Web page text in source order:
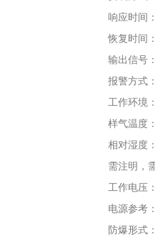
响应时间：
恢复时间
输出信号：
报警方式：
工作环境
样气温度：
相对湿度：
需注明，需
工作电压：
电源参考：
防爆形式：